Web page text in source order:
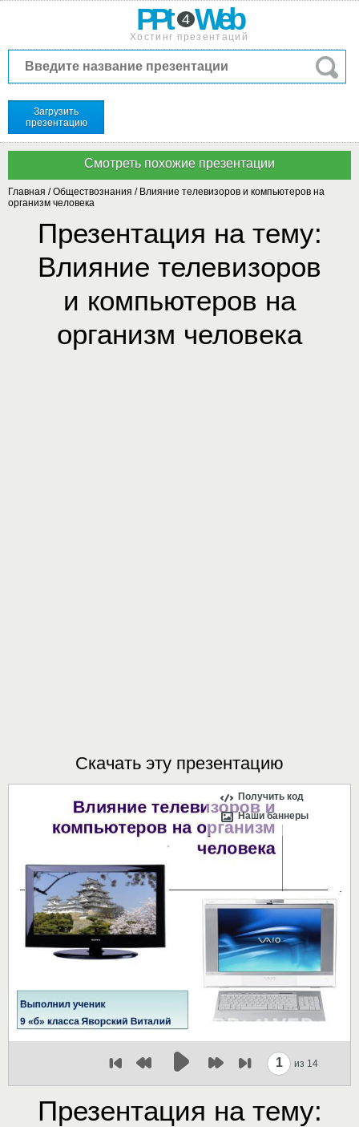
PPt 4 Web
Хостинг презентаций
Загрузить
презентацию
Главная /Обществознания / Влияние телевизоров и компьютеров на
организм человека
Презентация на тему:
Влияние телевизоров
и компьютеров на
организм человека
Скачать эту презентацию
Получить код
Наши баннеры
1 из 14
Презентация на тему: